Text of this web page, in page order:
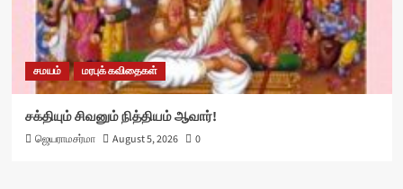
சமயம் மரபுக் கவிதைகள்
சக்தியும் சிவனும் நித்தியம் ஆவார்!
ஜெயராமசர்மா August 5, 2026 0